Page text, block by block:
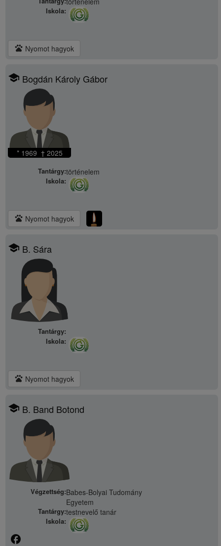
Iskola:
pets Nyomot hagyok
school Bogdán Károly Gábor
* 1969 † 2025
Tantárgy:történelem
Iskola:
pets Nyomot hagyok
school B. Sára
Tantárgy:
Iskola:
pets Nyomot hagyok
school B. Band Botond
Végzettség:Babes-Bolyai Tudomány
Egyetem
Tantárgy:testnevelő tanár
Iskola:
facebook